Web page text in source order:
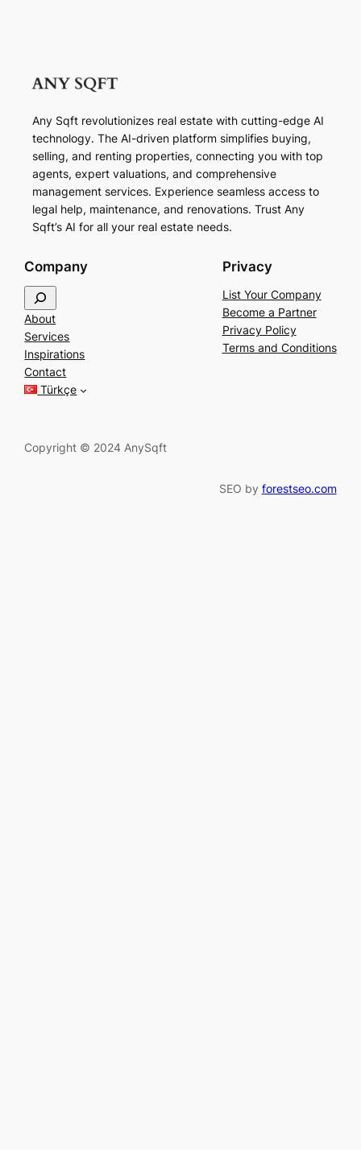
Any Sqft revolutionizes real estate with cutting-edge AI
technology. The AI-driven platform simplifies buying,
selling, and renting properties, connecting you with top
agents, expert valuations, and comprehensive
management services. Experience seamless access to
legal help, maintenance, and renovations. Trust Any
Sqft’s AI for all your real estate needs.
Company
e
a
r
c
h
About
Services
Inspirations
Contact
Türkçe
Privacy
List Your Company
Become a Partner
Privacy Policy
Terms and Conditions
Copyright © 2024 AnySqft
SEO by forestseo.com